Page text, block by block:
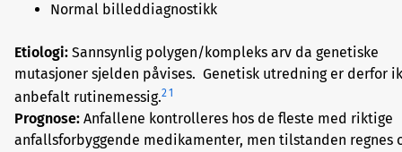
Normal billeddiagnostikk
Etiologi: Sannsynlig polygen/kompleks arv da genetiske
mutasjoner sjelden påvises. Genetisk utredning er derfor
anbefalt rutinemessig.21
Prognose: Anfallene kontrolleres hos de fleste med riktige
anfallsforbyggende medikamenter, men tilstanden regnes